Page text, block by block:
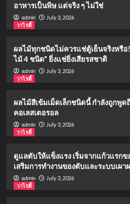
อาหารเป็นพิษ แต่จริง ๆ ไม่ใช่
admin
July 3, 2026
วาไรตี้
ผลไม้ทุกชนิดไม่ควรแช่ตู้เย็นจริงหรือ
ไม้ 4 ชนิด” ยิ่งแช่ยิ่งเสียรสชาติ
admin
July 3, 2026
วาไรตี้
ผลไม้สีเข้มเม็ดเล็กชนิดนี้ กำลังถูกพูด
คอเลสเตอรอล
admin
July 3, 2026
วาไรตี้
ดูแลตับให้แข็งแรง เริ่มจากแก้วแรกข
เสริมการทำงานของตับและระบบเผา
admin
July 3, 2026
วาไรตี้